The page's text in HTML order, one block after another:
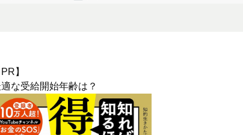
PR】
な受給開始年齢は？